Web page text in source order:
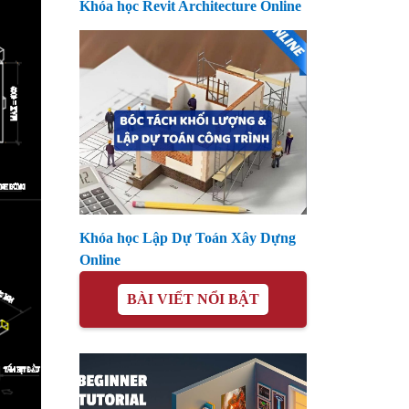
Khóa học Revit Architecture Online
Khóa học Lập Dự Toán Xây Dựng
Online
BÀI VIẾT NỔI BẬT